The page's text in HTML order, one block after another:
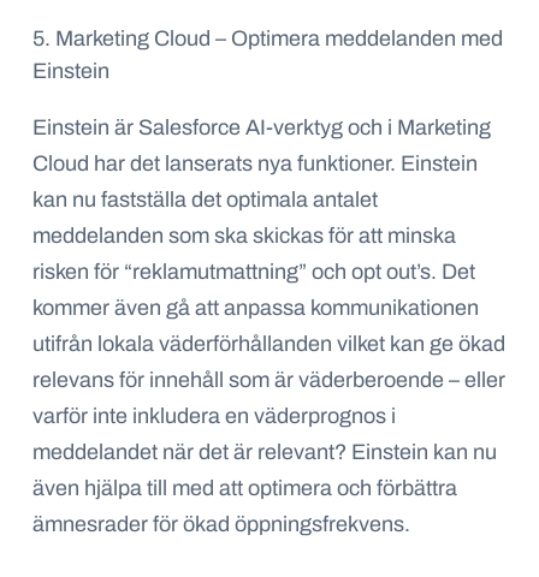
5. Marketing Cloud – Optimera meddelanden med
Einstein
Einstein är Salesforce AI-verktyg och i Marketing
Cloud har det lanserats nya funktioner. Einstein
kan nu fastställa det optimala antalet
meddelanden som ska skickas för att minska
risken för “reklamutmattning” och opt out’s. Det
kommer även gå att anpassa kommunikationen
utifrån lokala väderförhållanden vilket kan ge ökad
relevans för innehåll som är väderberoende – eller
varför inte inkludera en väderprognos i
meddelandet när det är relevant? Einstein kan nu
även hjälpa till med att optimera och förbättra
ämnesrader för ökad öppningsfrekvens.